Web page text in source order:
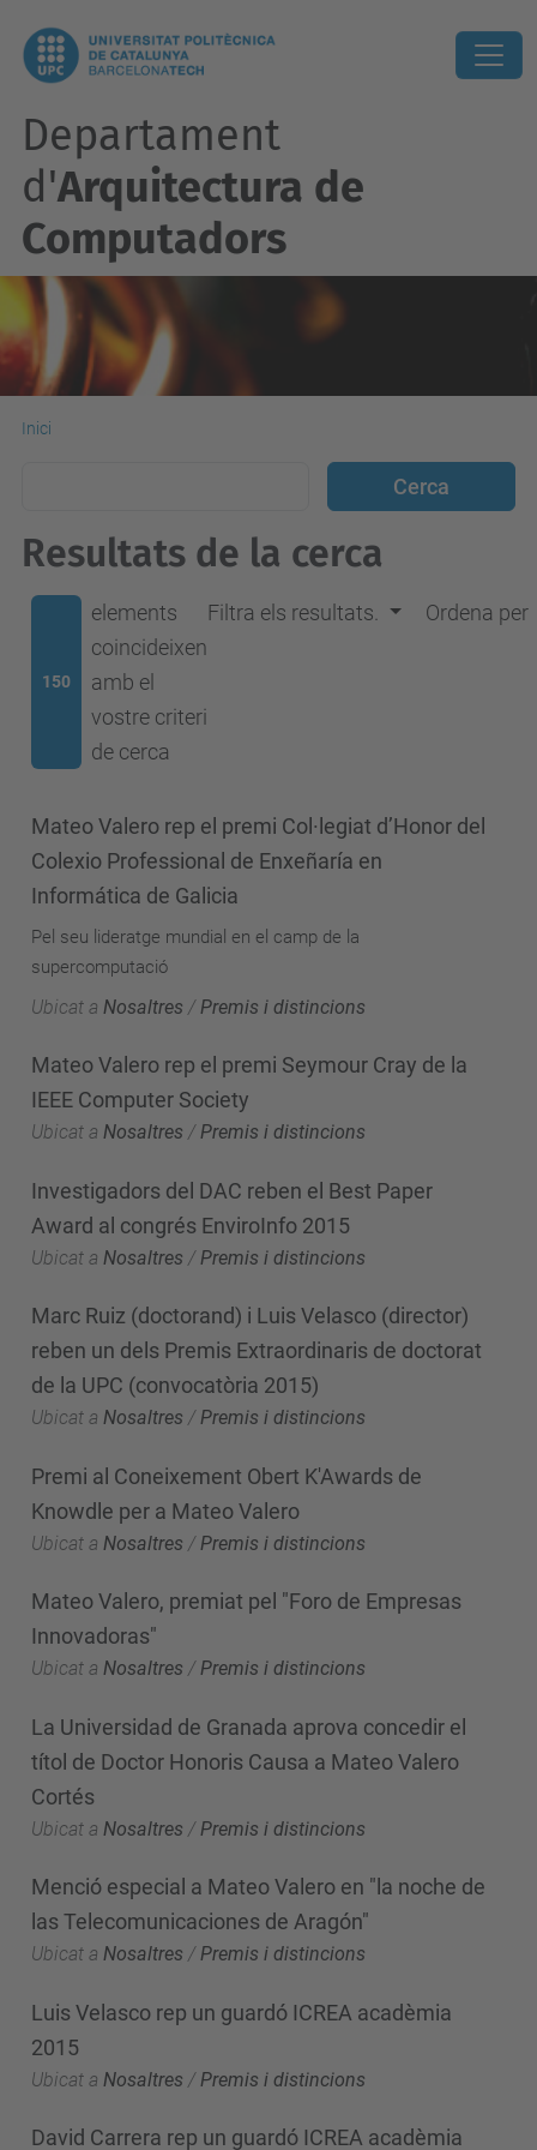
Departament
d'Arquitectura de
Computadors
Inici
Resultats de la cerca
150
elements
coincideixen
amb el
vostre criteri
de cerca
Filtra els resultats. Ordena per
Mateo Valero rep el premi Col·legiat d’Honor del
Colexio Professional de Enxeñaría en
Informática de Galicia
Pel seu lideratge mundial en el camp de la
supercomputació
Ubicat a Nosaltres / Premis i distincions
Mateo Valero rep el premi Seymour Cray de la
IEEE Computer Society
Ubicat a Nosaltres /Premis i distincions
Investigadors del DAC reben el Best Paper
Award al congrés EnviroInfo 2015
Ubicat a Nosaltres / Premis i distincions
Marc Ruiz (doctorand) i Luis Velasco (director)
reben un dels Premis Extraordinaris de doctorat
de la UPC (convocatòria 2015)
Ubicat a Nosaltres /Premis i distincions
Premi al Coneixement Obert K'Awards de
Knowdle per a Mateo Valero
Ubicat a Nosaltres / Premis i distincions
Mateo Valero, premiat pel "Foro de Empresas
Innovadoras"
Ubicat a Nosaltres /Premis i distincions
La Universidad de Granada aprova concedir el
títol de Doctor Honoris Causa a Mateo Valero
Cortés
Ubicat a Nosaltres / Premis i distincions
Menció especial a Mateo Valero en "la noche de
las Telecomunicaciones de Aragón"
Ubicat a Nosaltres /Premis i distincions
Luis Velasco rep un guardó ICREA acadèmia
2015
Ubicat a Nosaltres / Premis i distincions
David Carrera rep un guardó ICREA acadèmia